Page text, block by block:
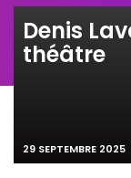
Denis
théâtre
29 SEPTEMBRE 2025